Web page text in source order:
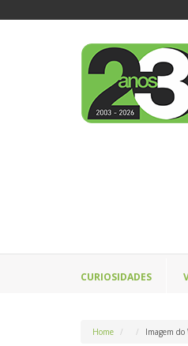
CURIOSIDADES
Home Imagem